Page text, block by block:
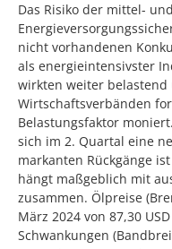
Das Risiko der mittel-
nicht vorhandenen
als energieintensivster
wirkten weiter
Wirtschaftsverbänden
Belastungsfaktor
sich im 2. Quartal eine
markanten Rückgänge
hängt maßgeblich mit
zusammen. Ölpreise
März 2024 von 87,30
Schwankungen